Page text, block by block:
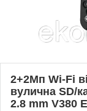
2+2Мп Wi-Fi
вулична SD/
2.8 mm V380